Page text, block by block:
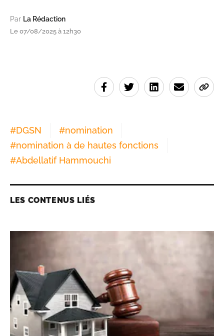
Par La Rédaction
Le 07/08/2025 à 12h30
#DGSN #nomination
#nomination à de hautes fonctions
#Abdellatif Hammouchi
LES CONTENUS LIÉS